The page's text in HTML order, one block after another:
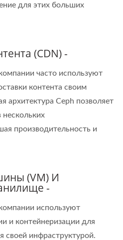
для этих больших
(CDN) -
часто используют
контента своим
архитектура Ceph позволяет
нескольких
производительность и
(VM) И
-
используют
и контейнеризации для
своей инфраструктурой.